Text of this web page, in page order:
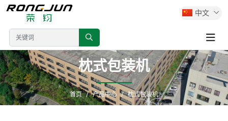
中文
枕式包装机
首页 产品中心 枕式包装机